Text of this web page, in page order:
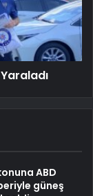
ABD
güneş